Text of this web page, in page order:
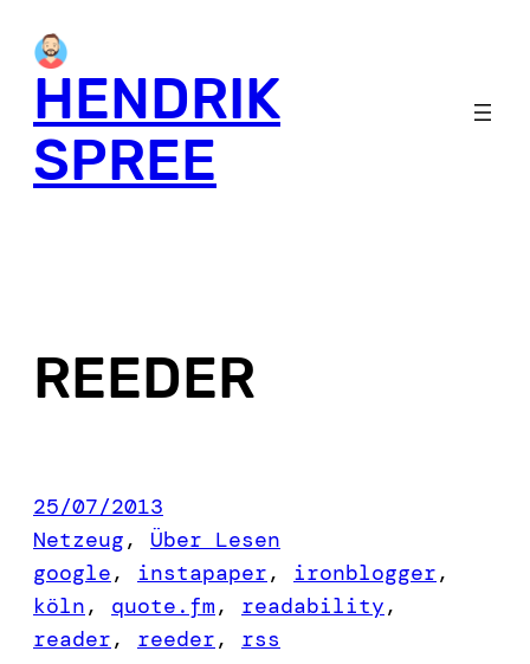
content
HENDRIK
SPREE
REEDER
25/07/2013
Netzeug, Über Lesen
google, instapaper, ironblogger
köln, quote.fm, readability
reader, reeder, rss